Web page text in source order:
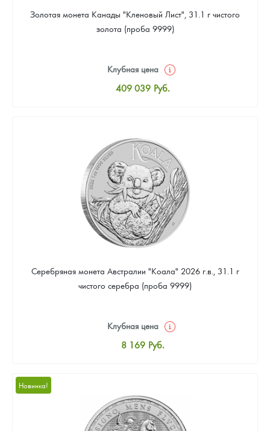
Золотая монета Канады "Кленовый Лист", 31.1 г чистого
золота (проба 9999)
Клубная цена
409 039 Руб.
Цена выкупа
384 869 Руб.
Серебряная монета Австралии "Коала" 2026 г.в., 31.1 г
чистого серебра (проба 9999)
Клубная цена
8 169 Руб.
Цена выкупа
Звоните
Новинка!